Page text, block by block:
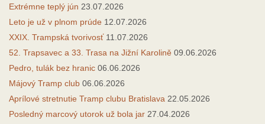
Extrémne teplý jún 23.07.2026
Leto je už v plnom prúde 12.07.2026
XXIX. Trampská tvorivosť 11.07.2026
52. Trapsavec a 33. Trasa na Jižní Karolině 09.06.2026
Pedro, tulák bez hranic 06.06.2026
Májový Tramp club 06.06.2026
Aprílové stretnutie Tramp clubu Bratislava 22.05.2026
Posledný marcový utorok už bola jar 27.04.2026